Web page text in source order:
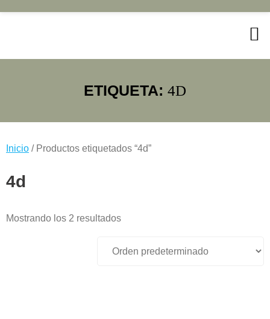
ETIQUETA: 4D
Inicio / Productos etiquetados “4d”
4d
Mostrando los 2 resultados